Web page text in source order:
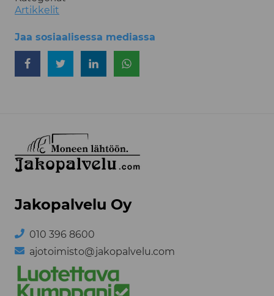
Artikkelit
Jaa sosiaalisessa mediassa
Jaa FacebookissaJaa TwitterissäJaa LinkedInissä
Jakopalvelu Oy
010 396 8600
ajotoimisto@jakopalvelu.com